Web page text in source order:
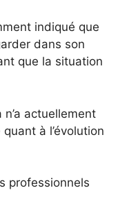
indiqué que
dans son
que la situation
actuellement
à l’évolution
professionnels